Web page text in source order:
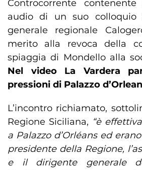
Controcorrente
audio di un suo colloquio
generale regionale
merito alla revoca della
spiaggia di Mondello alla
Nel video La Vardera
pressioni di Palazzo
L’incontro richiamato,
Regione Siciliana, “è
a Palazzo d’Orléans ed
presidente della Regione,
e il dirigente generale